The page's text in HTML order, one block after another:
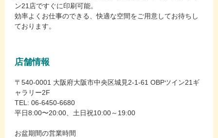
ン21店ですぐに印刷可能。
効率よくお仕事のできる、快適な空間をご用意してお待ちし
ております。
店舗情報
〒540-0001 大阪府大阪市中央区城見2-1-61 OBPツイン21ギ
ャラリー2F
TEL: 06-6450-6680
平日8:00〜20:00、土日祝10:00～19:00
お盆期間の営業時間